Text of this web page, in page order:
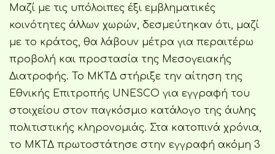
Μαζί με τις υπόλοιπες έξι εμβληματικές
κοινότητες άλλων χωρών, δεσμεύτηκαν ότι, μαζί
με το κράτος, θα λάβουν μέτρα για περαιτέρω
προβολή και προστασία της Μεσογειακής
Διατροφής. Το ΜΚΤΔ στήριξε την αίτηση της
Εθνικής Επιτροπής UNESCO για εγγραφή του
στοιχείου στον παγκόσμιο κατάλογο της άυλης
πολιτιστικής κληρονομιάς. Στα κατοπινά χρόνια,
το ΜΚΤΔ πρωτοστάτησε στην εγγραφή ακόμη 3